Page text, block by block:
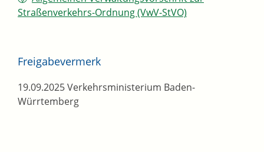
Straßenverkehrs-Ordnung (VwV-StVO)
Freigabevermerk
19.09.2025 Verkehrsministerium Baden-
Würrtemberg